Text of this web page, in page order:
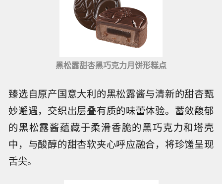
黑松露甜杏黑巧克力月饼形糕点
臻选自原产国意大利的黑松露酱与清新的甜杏甄
妙邂遇，交织出层叠有质的味蕾体验。蓄敛馥郁
的黑松露酱蕴藏于柔滑香脆的黑巧克力和塔壳
中，与酸醇的甜杏软夹心呼应融合，将珍馐呈现
舌尖。